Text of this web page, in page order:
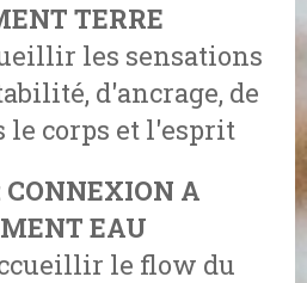
TERRE
les sensations
d'ancrage, de
le corps et l'esprit
CONNEXION A
EAU
le flow du